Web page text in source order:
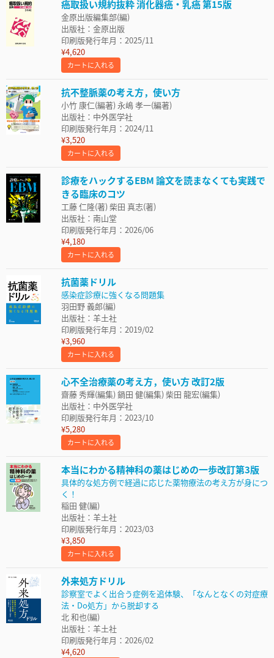
癌取扱い規約抜粋 消化器癌・乳癌 第15版
金原出版編集部(編)
出版社：金原出版
印刷版発行年月：2025/11
¥4,620
カートに入れる
抗不整脈薬の考え方，使い方
小竹 康仁(編著) 永嶋 孝一(編著)
出版社：中外医学社
印刷版発行年月：2024/11
¥3,520
カートに入れる
診療をハックするEBM 論文を読まなくても実践で
きる臨床のコツ
工藤 仁隆(著) 柴田 真志(著)
出版社：南山堂
印刷版発行年月：2026/06
¥4,180
カートに入れる
抗菌薬ドリル
感染症診療に強くなる問題集
羽田野 義郎(編)
出版社：羊土社
印刷版発行年月：2019/02
¥3,960
カートに入れる
心不全治療薬の考え方，使い方 改訂2版
齋藤 秀輝(編集) 鍋田 健(編集) 柴田 龍宏(編集)
出版社：中外医学社
印刷版発行年月：2023/10
¥5,280
カートに入れる
本当にわかる精神科の薬はじめの一歩改訂第3版
具体的な処方例で経過に応じた薬物療法の考え方が身につ
く！
稲田 健(編)
出版社：羊土社
印刷版発行年月：2023/03
¥3,850
カートに入れる
外来処方ドリル
診察室でよく出合う症例を追体験、「なんとなくの対症療
法・Do処方」から脱却する
北 和也(編)
出版社：羊土社
印刷版発行年月：2026/02
¥4,620